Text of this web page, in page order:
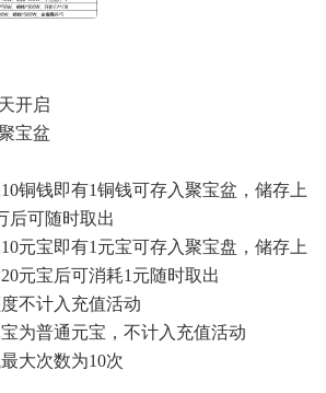
开启
宝盆
铜钱即有1铜钱可存入聚宝盆，储存上
后可随时取出
元宝即有1元宝可存入聚宝盘，储存上
元宝后可消耗1元随时取出
不计入充值活动
为普通元宝，不计入充值活动
大次数为10次